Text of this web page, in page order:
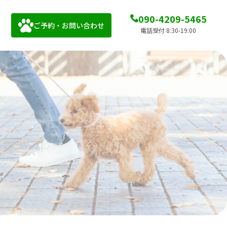
ご予約・お問い合わせ 090-4209-5465
電話受付 8:30-19:00